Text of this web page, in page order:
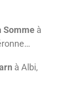
Somme à
à Albi,